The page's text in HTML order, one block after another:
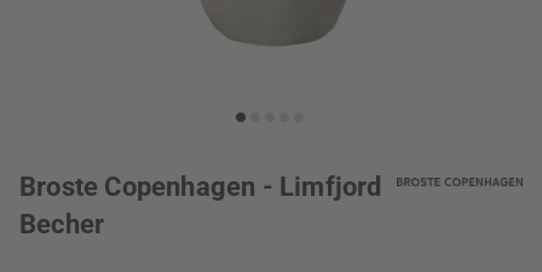
Broste Copenhagen - Limfjord
Becher